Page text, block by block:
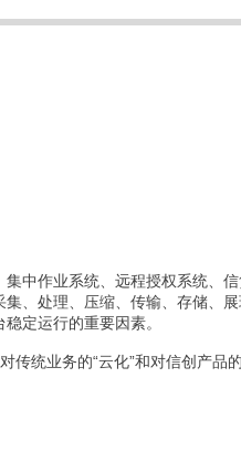
中作业系统、远程授权系统、
、处理、压缩、传输、存储、
定运行的重要因素。
统业务的“云化”和对信创产